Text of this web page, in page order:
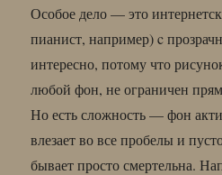
Особое дело — это
пианист, например) c
интересно, потому что
любой фон, не ограничен
Но есть сложность — фон
влезает во все пробелы и
бывает просто смертельна.